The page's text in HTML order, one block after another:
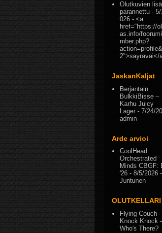
Olutkuvien
parannettu -
026 - <a
href="https://
as.info/
mber.php?
2">sayravai</
JaskanKaljat
Berjantain
BulkkiBisse –
Karhu Juicy
Lager - 7/24/
admin
Arde arvioi
CoolHead
Orchestrated
Minds CBGF:
'26 - 8/5/2026
Juntunen
OLUTKELLARI
Flying Couch
Knock Knock -
Who's There?